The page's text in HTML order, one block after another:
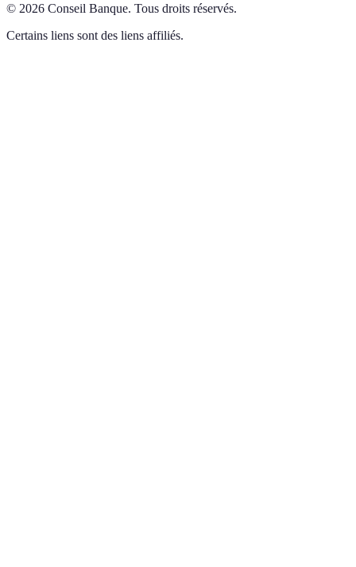
© 2026 Conseil Banque. Tous droits réservés.
Certains liens sont des liens affiliés.